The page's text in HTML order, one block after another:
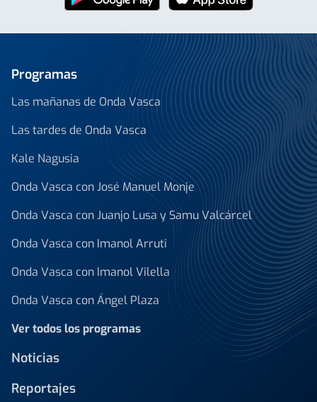
Programas
Las mañanas de Onda Vasca
Las tardes de Onda Vasca
Kale Nagusia
Onda Vasca con José Manuel Monje
Onda Vasca con Juanjo Lusa y Samu Valcárcel
Onda Vasca con Imanol Arruti
Onda Vasca con Imanol Vilella
Onda Vasca con Ángel Plaza
Ver todos los programas
Noticias
Reportajes